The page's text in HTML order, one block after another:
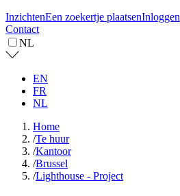
InzichtenEen zoekertje plaatsenInloggen
Contact
NL
EN
FR
NL
Home
/Te huur
/Kantoor
/Brussel
/Lighthouse - Project